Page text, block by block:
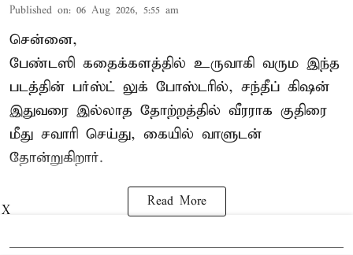
Published on: 06 Aug 2026, 5:55 am
சென்னை,
பேண்டஸி கதைக்களத்தில் உருவாகி வரும இந்த
படத்தின் பர்ஸ்ட் லுக் போஸ்டரில், சந்தீப் கிஷன்
இதுவரை இல்லாத தோற்றத்தில் வீரராக குதிரை
மீது சவாரி செய்து, கையில் வாளுடன்
தோன்றுகிறார்.
Read More
X